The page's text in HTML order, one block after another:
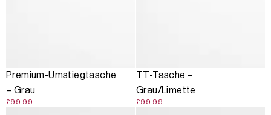
Premium-Umstiegtasche
– Grau
£99.99
TT-Tasche –
Grau/Limette
£99.99